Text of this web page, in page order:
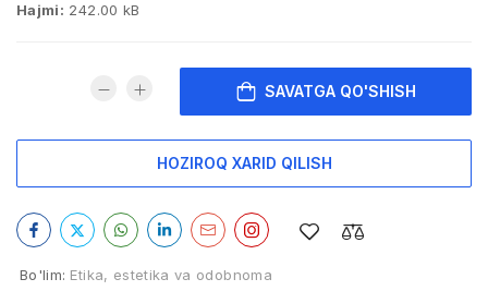
Hajmi: 242.00 kB
SAVATGA QO'SHISH
HOZIROQ XARID QILISH
Bo'lim: Etika, estetika va odobnoma